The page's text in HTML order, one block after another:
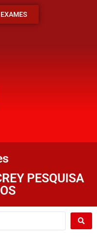
PESQUISA